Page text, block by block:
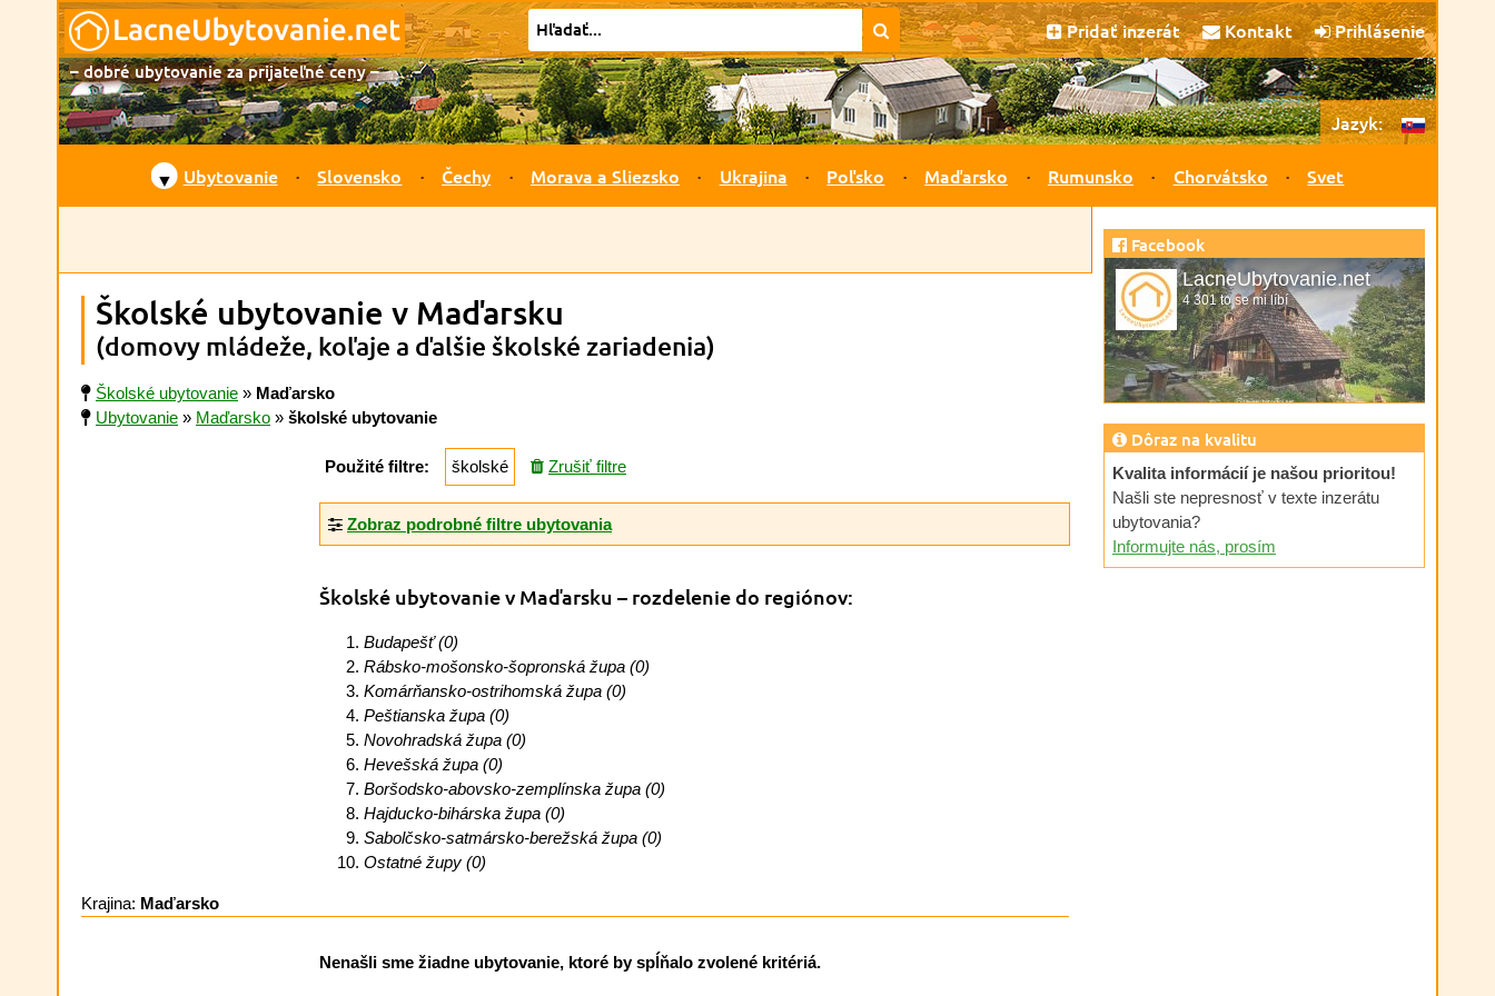
Pridať inzerát Kontakt Prihlásenie
– dobré ubytovanie za prijateľné ceny –
Jazyk:
▼ Ubytovanie Slovensko Čechy Morava a Sliezsko Ukrajina Poľsko Maďarsko Rumunsko Chorvátsko Svet
Školské ubytovanie v Maďarsku
(domovy mládeže, koľaje a ďalšie školské zariadenia)
Školské ubytovanie » Maďarsko
Ubytovanie » Maďarsko » školské ubytovanie
Použité filtre: školské Zrušiť filtre
Zobraz podrobné filtre ubytovania
Školské ubytovanie v Maďarsku – rozdelenie do regiónov:
Budapešť (0)
Rábsko-mošonsko-šopronská župa (0)
Komárňansko-ostrihomská župa (0)
Peštianska župa (0)
Novohradská župa (0)
Hevešská župa (0)
Boršodsko-abovsko-zemplínska župa (0)
Hajducko-bihárska župa (0)
Sabolčsko-satmársko-berežská župa (0)
Ostatné župy (0)
Krajina: Maďarsko
Nenašli sme žiadne ubytovanie, ktoré by spĺňalo zvolené kritériá.
Facebook
LacneUbytovanie.net
4 301 to se mi líbí
Dôraz na kvalitu
Kvalita informácií je našou prioritou!
Našli ste nepresnosť v texte inzerátu
ubytovania?
Informujte nás, prosím